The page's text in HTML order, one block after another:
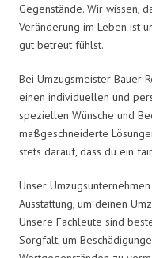
Gegenstände. Wir wissen,
Veränderung im Leben ist
gut betreut fühlst.
Bei Umzugsmeister Bauer
einen individuellen und
speziellen Wünsche und
maßgeschneiderte
stets darauf, dass du ein
Unser
Ausstattung, um deinen
Unsere Fachleute sind
Sorgfalt, um